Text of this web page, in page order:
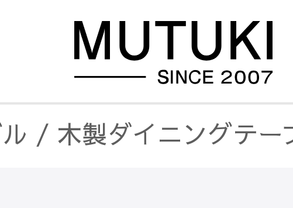
/ 木製ダイニングテー